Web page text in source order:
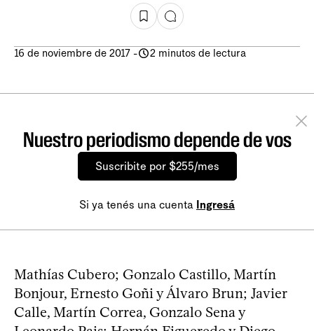
16 de noviembre de 2017 - 2 minutos de lectura
Nuestro periodismo depende de vos
Suscribite por $255/mes
Si ya tenés una cuenta Ingresá
Mathías Cubero; Gonzalo Castillo, Martín
Bonjour, Ernesto Goñi y Álvaro Brun; Javier
Calle, Martín Correa, Gonzalo Sena y